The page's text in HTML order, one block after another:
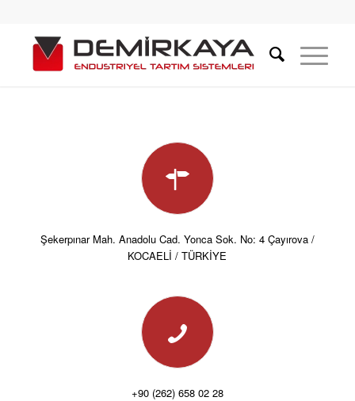
Şekerpınar Mah. Anadolu Cad. Yonca Sok. No: 4 Çayırova /
KOCAELİ / TÜRKİYE
+90 (262) 658 02 28